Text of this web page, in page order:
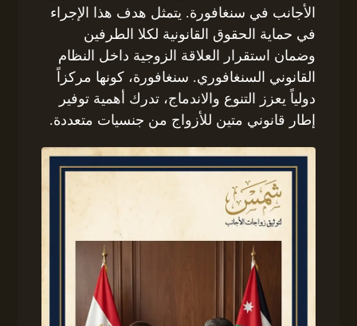
الأجانب في سنغافورة. يتمثل هدف هذا الإجراء
في حماية الحقوق القانونية لكلا الطرفين
وضمان استقرار العلاقة الزوجية داخل النظام
القانوني السنغافوري. سنغافورة، كونها مركزاً
دولياً يعزز التنوع والاندماج، تدرك أهمية توفير
إطار قانوني متين للأزواج من جنسيات متعددة.